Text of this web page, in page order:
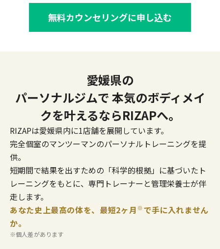
無料カウンセリングに申し込む
愛媛県の
パーソナルジムで 本気のボディメイ
クを叶えるならRIZAPへ。
RIZAPは愛媛県内に1店舗を展開しています。
完全個室のマンツーマンのパーソナルトレーニングを提
供。
短期間で結果を出すための「科学的根拠」に基づいたト
レーニングをもとに、専門トレーナーと管理栄養士が伴
走します。
あなた史上最高の体を、最短2ヶ月※で手に入れません
か。
※個人差があります